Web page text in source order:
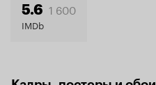
5.6 1 600
IMDb